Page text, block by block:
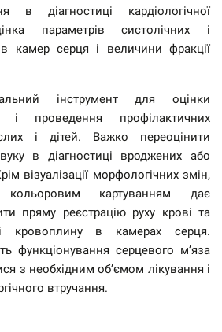
в діагностиці кардіологічної
параметрів систолічних і
камер серця і величини фракції
інструмент для оцінки
і проведення профілактичних
і дітей. Важко переоцінити
в діагностиці вроджених або
візуалізації морфологічних змін,
картуванням дає
пряму реєстрацію руху крові та
кровоплину в камерах серця.
функціонування серцевого м’яза
з необхідним об’ємом лікування і
втручання.